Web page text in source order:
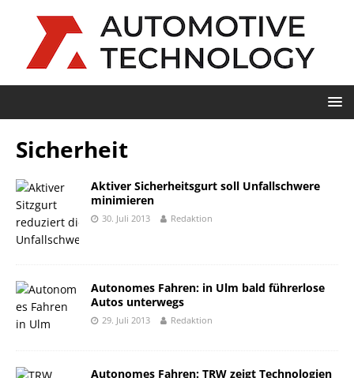
Sicherheit
Aktiver Sicherheitsgurt soll Unfallschwere
minimieren
30. Juli 2013 Redaktion
Autonomes Fahren: in Ulm bald führerlose
Autos unterwegs
29. Juli 2013 Redaktion
Autonomes Fahren: TRW zeigt Technologien